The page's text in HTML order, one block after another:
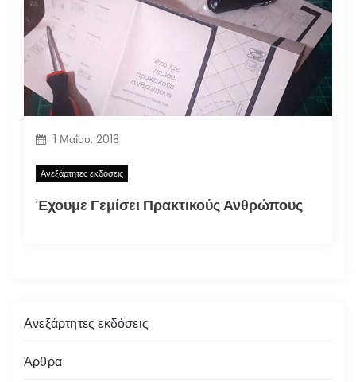
1 Μαΐου, 2018
Ανεξάρτητες εκδόσεις
Έχουμε Γεμίσει Πρακτικούς Ανθρώπους
Ανεξάρτητες εκδόσεις
Άρθρα